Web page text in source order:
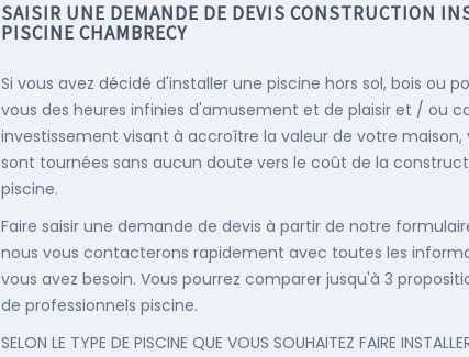
SAISIR UNE DEMANDE DE DEVIS CONSTRUCTION
PISCINE CHAMBRECY
Si vous avez décidé d'installer une piscine hors sol, bois ou
vous des heures infinies d'amusement et de plaisir et / ou
investissement visant à accroître la valeur de votre maison,
sont tournées sans aucun doute vers le coût de la
piscine.
Faire saisir une demande de devis à partir de notre
nous vous contacterons rapidement avec toutes les
vous avez besoin. Vous pourrez comparer jusqu'à 3
de professionnels piscine.
SELON LE TYPE DE PISCINE QUE VOUS SOUHAITEZ FAIRE